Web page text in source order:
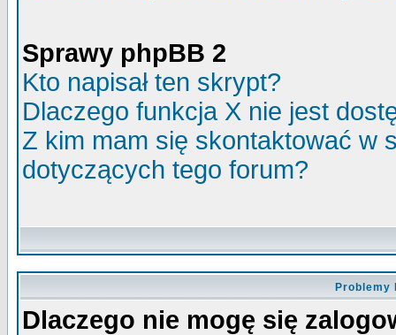
Sprawy phpBB 2
Kto napisał ten skrypt?
Dlaczego funkcja X nie jest
Z kim mam się skontaktować w
dotyczących tego forum?
Problemy
Dlaczego nie mogę się